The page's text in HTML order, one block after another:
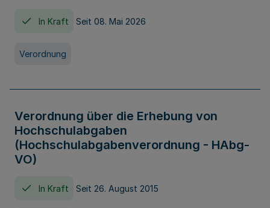
In Kraft Seit 08. Mai 2026
Verordnung
Verordnung über die Erhebung von
Hochschulabgaben
(Hochschulabgabenverordnung - HAbg-
VO)
In Kraft Seit 26. August 2015